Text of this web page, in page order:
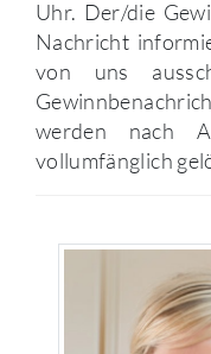
Uhr. Der/die
Nachricht
von uns
werden nach
vollumfänglich